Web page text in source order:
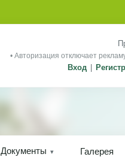
• Авторизация отключает
Вход
Документы Галерея